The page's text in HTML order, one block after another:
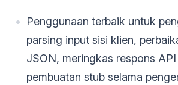
Penggunaan terbaik untuk
parsing input sisi klien,
JSON, meringkas respons
pembuatan stub selama